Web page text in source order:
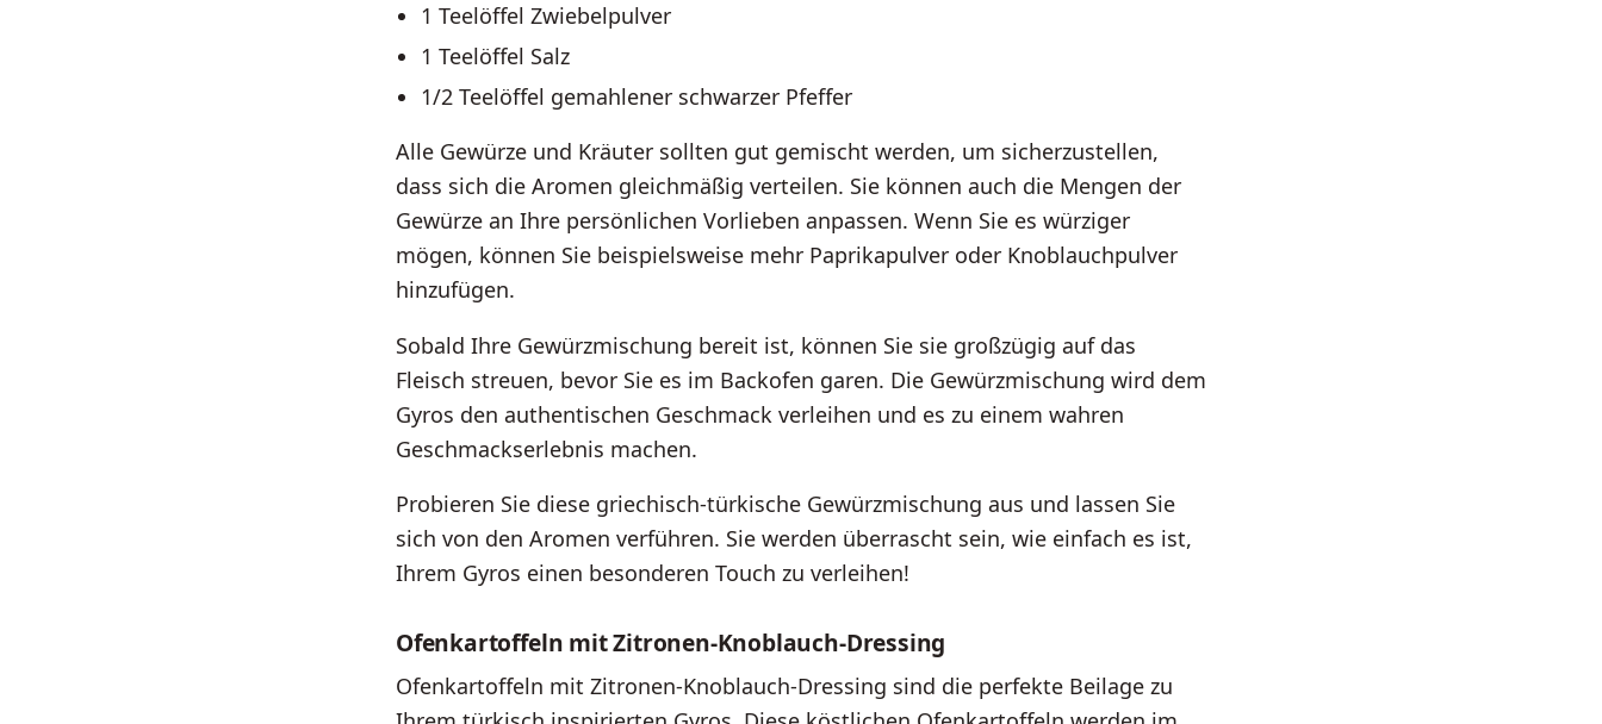
1 Teelöffel Zwiebelpulver
1 Teelöffel Salz
1/2 Teelöffel gemahlener schwarzer Pfeffer
Alle Gewürze und Kräuter sollten gut gemischt werden, um sicherzustellen,
dass sich die Aromen gleichmäßig verteilen. Sie können auch die Mengen der
Gewürze an Ihre persönlichen Vorlieben anpassen. Wenn Sie es würziger
mögen, können Sie beispielsweise mehr Paprikapulver oder Knoblauchpulver
hinzufügen.
Sobald Ihre Gewürzmischung bereit ist, können Sie sie großzügig auf das
Fleisch streuen, bevor Sie es im Backofen garen. Die Gewürzmischung wird dem
Gyros den authentischen Geschmack verleihen und es zu einem wahren
Geschmackserlebnis machen.
Probieren Sie diese griechisch-türkische Gewürzmischung aus und lassen Sie
sich von den Aromen verführen. Sie werden überrascht sein, wie einfach es ist,
Ihrem Gyros einen besonderen Touch zu verleihen!
Ofenkartoffeln mit Zitronen-Knoblauch-Dressing
Ofenkartoffeln mit Zitronen-Knoblauch-Dressing sind die perfekte Beilage zu